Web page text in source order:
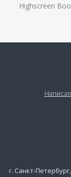
Highscreen
г. Санкт-